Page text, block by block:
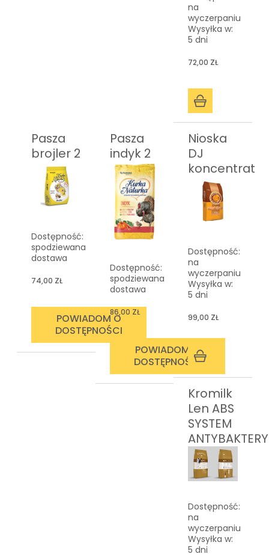
na
wyczerpaniu
Wysyłka w:
5 dni
72,00 ZŁ
Pasza
brojler 2
Dostępność:
spodziewana
dostawa
74,00 ZŁ
POWIADOM O
DOSTĘPNOŚCI
Pasza
indyk 2
Dostępność:
spodziewana
dostawa
86,00 ZŁ
POWIADOM O
DOSTĘPNOŚCI
Nioska
DJ
koncentrat
Dostępność:
na
wyczerpaniu
Wysyłka w:
5 dni
99,00 ZŁ
Kromilk
Len ABS
SYSTEM
Dostępność:
na
wyczerpaniu
Wysyłka w:
5 dni